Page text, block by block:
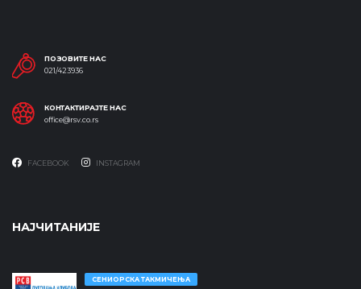
ПОЗОВИТЕ НАС
021/423936
КОНТАКТИРАЈТЕ НАС
office@rsv.co.rs
FACEBOOK INSTAGRAM
НАЈЧИТАНИЈЕ
СЕНИОРСКА ТАКМИЧЕЊА